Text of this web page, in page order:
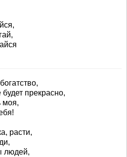
прекрасно,
моя,
расти,
людей,